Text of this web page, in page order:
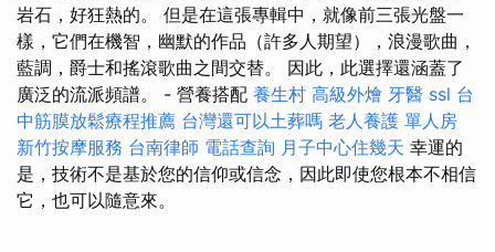
岩石，好狂熱的。 但是在這張專輯中，就像前三張光盤一
樣，它們在機智，幽默的作品（許多人期望），浪漫歌曲，
藍調，爵士和搖滾歌曲之間交替。 因此，此選擇還涵蓋了
廣泛的流派頻譜。 - 營養搭配 養生村 高級外燴 牙醫 ssl 台
中筋膜放鬆療程推薦 台灣還可以土葬嗎 老人養護 單人房
新竹按摩服務 台南律師 電話查詢 月子中心住幾天 幸運的
是，技術不是基於您的信仰或信念，因此即使您根本不相信
它，也可以隨意來。